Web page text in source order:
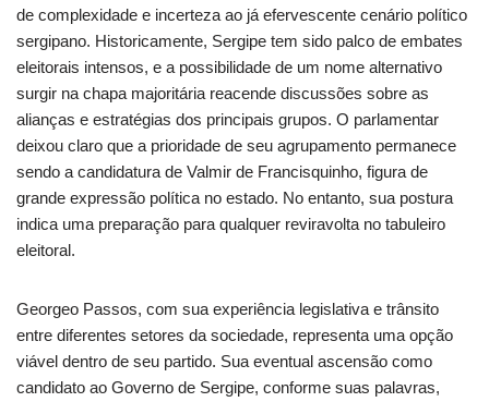
de complexidade e incerteza ao já efervescente cenário político
sergipano. Historicamente, Sergipe tem sido palco de embates
eleitorais intensos, e a possibilidade de um nome alternativo
surgir na chapa majoritária reacende discussões sobre as
alianças e estratégias dos principais grupos. O parlamentar
deixou claro que a prioridade de seu agrupamento permanece
sendo a candidatura de Valmir de Francisquinho, figura de
grande expressão política no estado. No entanto, sua postura
indica uma preparação para qualquer reviravolta no tabuleiro
eleitoral.
Georgeo Passos, com sua experiência legislativa e trânsito
entre diferentes setores da sociedade, representa uma opção
viável dentro de seu partido. Sua eventual ascensão como
candidato ao Governo de Sergipe, conforme suas palavras,